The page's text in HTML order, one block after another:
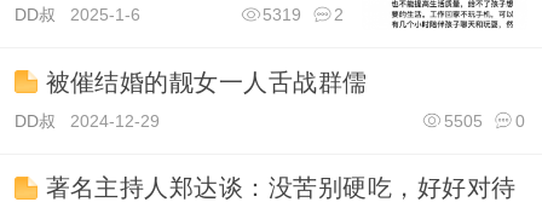
DD叔 2025-1-6 2
5319
被催结婚的靓女一人舌战群儒
DD叔 2024-12-29 0
5505
著名主持人郑达谈：没苦别硬吃，好好对待